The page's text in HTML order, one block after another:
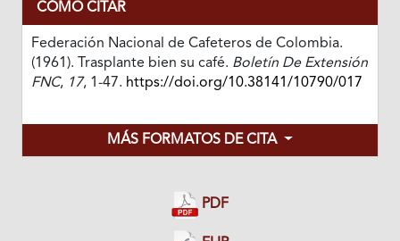
CÓMO CITAR
Federación Nacional de Cafeteros de Colombia.
(1961). Trasplante bien su café. Boletín De Extensión
FNC, 17, 1-47. https://doi.org/10.38141/10790/017
MÁS FORMATOS DE CITA
PDF